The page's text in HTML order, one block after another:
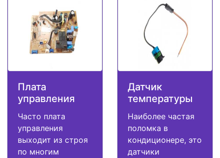
Плата
управления
Часто плата
управления
выходит из строя
по многим
Датчик
температуры
Наиболее частая
поломка в
кондиционере, это
датчики